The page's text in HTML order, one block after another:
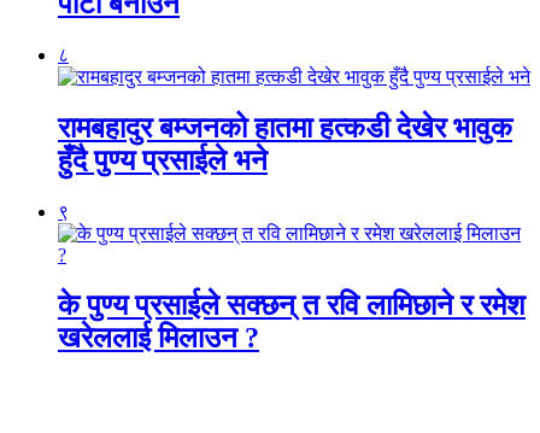
८
रामबहादुर बम्जनको हातमा हत्कडी देखेर भावुक
हुँदै पुण्य प्रसाईले भने
९
के पुण्य प्रसाईले सक्छन् त रवि लामिछाने र रमेश
खरेललाई मिलाउन ?